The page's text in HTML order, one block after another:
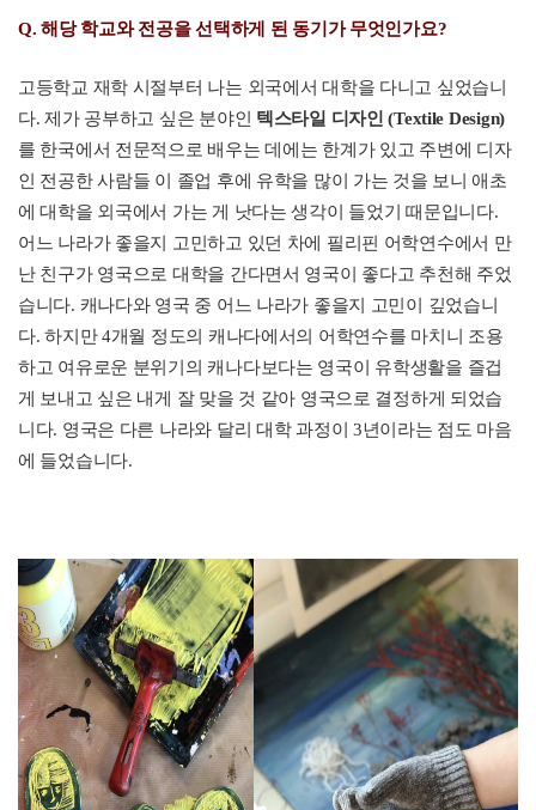
Q. 해당 학교와 전공을 선택하게 된 동기가 무엇인가요?
고등학교 재학 시절부터 나는 외국에서 대학을 다니고 싶었습니
다. 제가 공부하고 싶은 분야인 텍스타일 디자인 (Textile Design)
를 한국에서 전문적으로 배우는 데에는 한계가 있고 주변에 디자
인 전공한 사람들 이 졸업 후에 유학을 많이 가는 것을 보니 애초
에 대학을 외국에서 가는 게 낫다는 생각이 들었기 때문입니다.
어느 나라가 좋을지 고민하고 있던 차에 필리핀 어학연수에서 만
난 친구가 영국으로 대학을 간다면서 영국이 좋다고 추천해 주었
습니다. 캐나다와 영국 중 어느 나라가 좋을지 고민이 깊었습니
다. 하지만 4개월 정도의 캐나다에서의 어학연수를 마치니 조용
하고 여유로운 분위기의 캐나다보다는 영국이 유학생활을 즐겁
게 보내고 싶은 내게 잘 맞을 것 같아 영국으로 결정하게 되었습
니다. 영국은 다른 나라와 달리 대학 과정이 3년이라는 점도 마음
에 들었습니다.